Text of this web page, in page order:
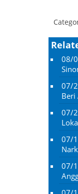
08/
07/
Beri
07/
07/
07/